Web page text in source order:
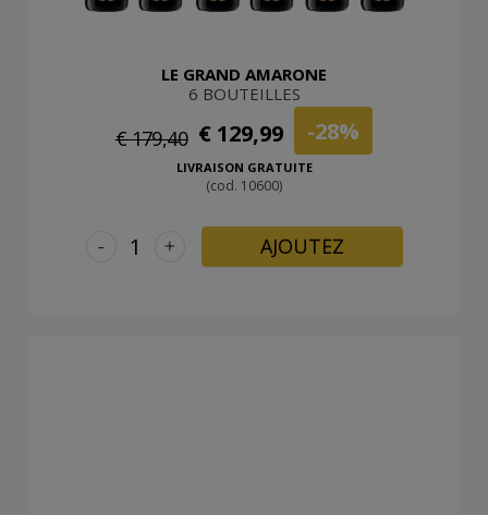
LE GRAND AMARONE
6 BOUTEILLES
€ 179,40 € 129,99 -28%
LIVRAISON GRATUITE
(cod. 10600)
+
- AJOUTEZ